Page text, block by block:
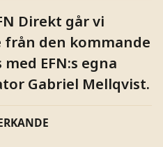
Direkt går vi
den kommande
EFN:s egna
Gabriel Mellqvist.